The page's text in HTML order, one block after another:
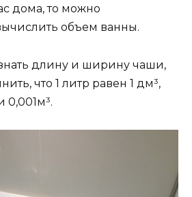
дома, то можно
объем ванны.
длину и ширину чаши,
что 1 литр равен 1 дм³,
0,001м³.